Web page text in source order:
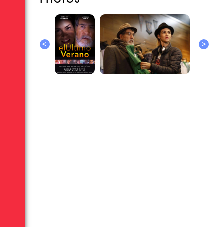
< >